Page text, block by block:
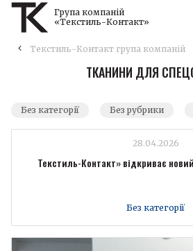
Група компаній
«Текстиль-Контакт»
Текстиль-Контакт група компаній
ТКАНИНИ ДЛЯ
Без категорії Без рубрики
28.04.2026
Текстиль-Контакт» відкриває
Без категорії